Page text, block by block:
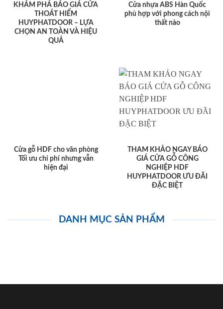
KHÁM PHÁ BÁO GIÁ CỬA
THOÁT HIỂM
HUYPHATDOOR – LỰA
CHỌN AN TOÀN VÀ HIỆU
QUẢ
Cửa nhựa ABS Hàn Quốc
phù hợp với phong cách nội
thất nào
Cửa gỗ HDF cho văn phòng
Tối ưu chi phí nhưng vẫn
hiện đại
THAM KHẢO NGAY BÁO
GIÁ CỬA GỖ CÔNG
NGHIỆP HDF
HUYPHATDOOR ƯU ĐÃI
ĐẶC BIỆT
DANH MỤC SẢN PHẨM